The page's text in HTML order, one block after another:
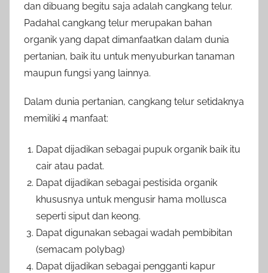
dan dibuang begitu saja adalah cangkang telur.
Padahal cangkang telur merupakan bahan
organik yang dapat dimanfaatkan dalam dunia
pertanian, baik itu untuk menyuburkan tanaman
maupun fungsi yang lainnya.
Dalam dunia pertanian, cangkang telur setidaknya
memiliki 4 manfaat:
Dapat dijadikan sebagai pupuk organik baik itu
cair atau padat.
Dapat dijadikan sebagai pestisida organik
khususnya untuk mengusir hama mollusca
seperti siput dan keong.
Dapat digunakan sebagai wadah pembibitan
(semacam polybag)
Dapat dijadikan sebagai pengganti kapur